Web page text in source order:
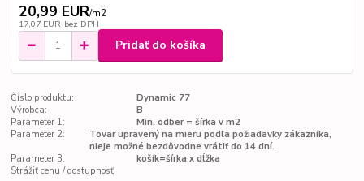
20,99 EUR/m2
17,07 EUR bez DPH
Pridať do košíka
Číslo produktu:
Dynamic 77
Výrobca:
B
Parameter 1:
Min. odber = šírka v m2
Parameter 2:
Tovar upravený na mieru podľa požiadavky zákazníka,
nieje možné bezdôvodne vrátiť do 14 dní.
Parameter 3:
košík=šírka x dĺžka
Strážiť cenu / dostupnosť